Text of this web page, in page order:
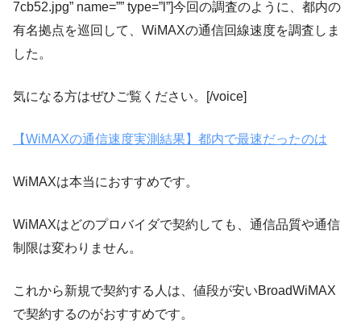
7cb52.jpg” name=”” type=”l”]今回の調査のように、都内の
有名拠点を巡回して、WiMAXの通信回線速度を調査しま
した。
気になる方はぜひご覧ください。[/voice]
【WiMAXの通信速度実測結果】都内で最速だったのは
WiMAXは本当におすすめです。
WiMAXはどのプロバイダで契約しても、通信品質や通信
制限は変わりません。
これから新規で契約する人は、値段が安いBroadWiMAX
で契約するのがおすすめです。